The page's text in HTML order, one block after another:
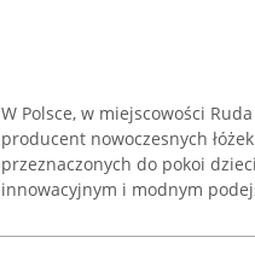
W Polsce, w miejscowości
producent nowoczesnych
przeznaczonych do pokoi
innowacyjnym i modnym